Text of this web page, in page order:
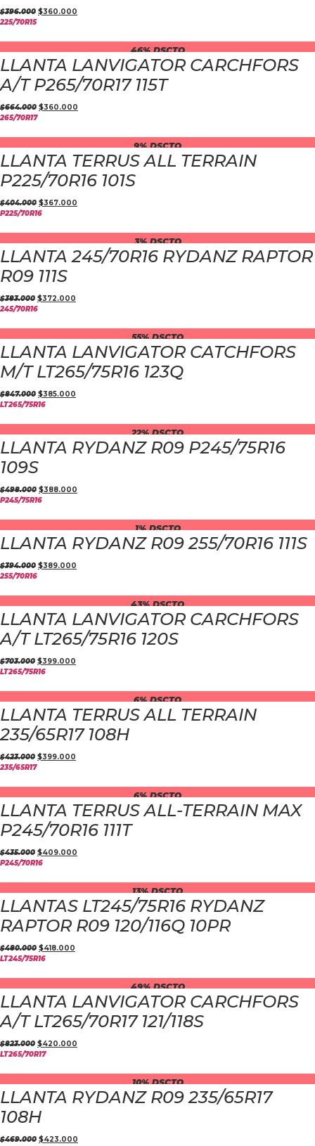
$396.000 $360.000
225/70R15
46% DSCTO
LLANTA LANVIGATOR CARCHFORS
A/T P265/70R17 115T
$664.000 $360.000
265/70R17
9% DSCTO
LLANTA TERRUS ALL TERRAIN
P225/70R16 101S
$404.000 $367.000
P225/70R16
3% DSCTO
LLANTA 245/70R16 RYDANZ RAPTOR
R09 111S
$383.000 $372.000
245/70R16
55% DSCTO
LLANTA LANVIGATOR CATCHFORS
M/T LT265/75R16 123Q
$847.000 $385.000
LT265/75R16
22% DSCTO
LLANTA RYDANZ R09 P245/75R16
109S
$498.000 $388.000
P245/75R16
1% DSCTO
LLANTA RYDANZ R09 255/70R16 111S
$394.000 $389.000
255/70R16
43% DSCTO
LLANTA LANVIGATOR CARCHFORS
A/T LT265/75R16 120S
$703.000 $399.000
LT265/75R16
6% DSCTO
LLANTA TERRUS ALL TERRAIN
235/65R17 108H
$423.000 $399.000
235/65R17
6% DSCTO
LLANTA TERRUS ALL-TERRAIN MAX
P245/70R16 111T
$435.000 $409.000
P245/70R16
13% DSCTO
LLANTAS LT245/75R16 RYDANZ
RAPTOR R09 120/116Q 10PR
$480.000 $418.000
LT245/75R16
49% DSCTO
LLANTA LANVIGATOR CARCHFORS
A/T LT265/70R17 121/118S
$823.000 $420.000
LT265/70R17
10% DSCTO
LLANTA RYDANZ R09 235/65R17
108H
$469.000 $423.000